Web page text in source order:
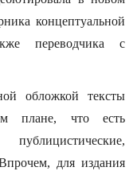
концептуальной
переводчика с
обложкой тексты
плане, что есть
для издания